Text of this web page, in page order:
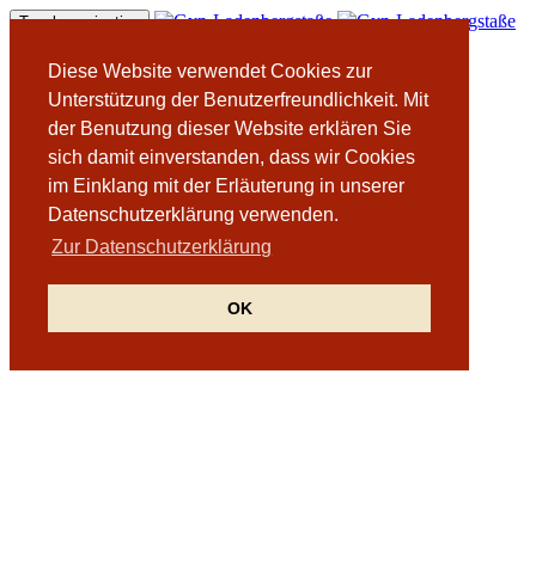
Diese Website verwendet Cookies zur
Unterstützung der Benutzerfreundlichkeit. Mit
der Benutzung dieser Website erklären Sie
sich damit einverstanden, dass wir Cookies
im Einklang mit der Erläuterung in unserer
Datenschutzerklärung verwenden.
Zur Datenschutzerklärung
OK
Toggle navigation
Home
Team
Dr. Astrid Novak
Dr. Ruth-Gesa Willrodt
Behandlungen
Kontakt
Rezept-Service
Datenschutzhinweise